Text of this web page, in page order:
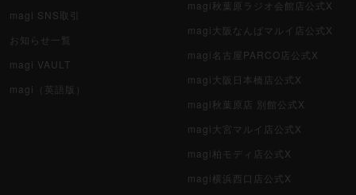
magi SNS取引
お知らせ一覧
magi VAULT
magi（英語版）
magi秋葉原ラジオ会館店公式X
magi大阪なんばマルイ店公式X
magi名古屋PARCO店公式X
magi大阪日本橋店公式X
magi秋葉原店 別館公式X
magi大宮マルイ店公式X
magi柏モディ店公式X
magi横浜西口店公式X